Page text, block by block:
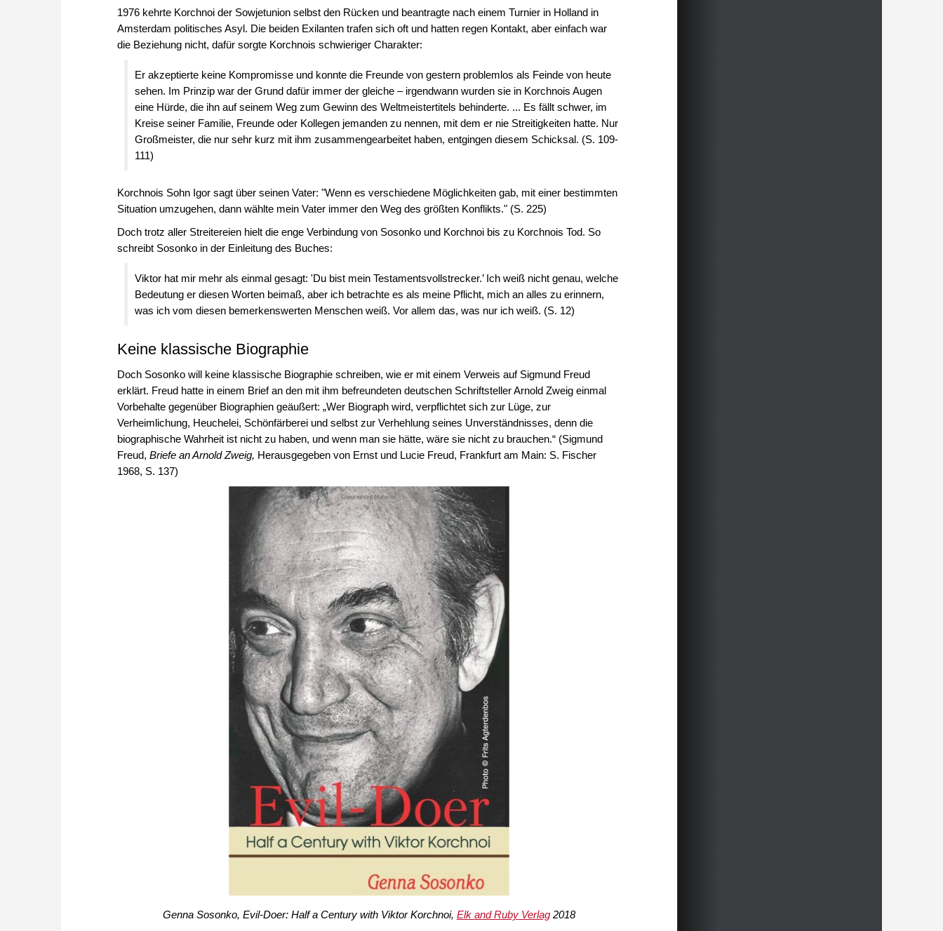
1976 kehrte Korchnoi der Sowjetunion selbst den Rücken und beantragte nach einem Turnier in Holland in
Amsterdam politisches Asyl. Die beiden Exilanten trafen sich oft und hatten regen Kontakt, aber einfach war
die Beziehung nicht, dafür sorgte Korchnois schwieriger Charakter:
Er akzeptierte keine Kompromisse und konnte die Freunde von gestern problemlos als Feinde von heute
sehen. Im Prinzip war der Grund dafür immer der gleiche – irgendwann wurden sie in Korchnois Augen
eine Hürde, die ihn auf seinem Weg zum Gewinn des Weltmeistertitels behinderte. ... Es fällt schwer, im
Kreise seiner Familie, Freunde oder Kollegen jemanden zu nennen, mit dem er nie Streitigkeiten hatte. Nur
Großmeister, die nur sehr kurz mit ihm zusammengearbeitet haben, entgingen diesem Schicksal. (S. 109-
111)
Korchnois Sohn Igor sagt über seinen Vater: "Wenn es verschiedene Möglichkeiten gab, mit einer bestimmten
Situation umzugehen, dann wählte mein Vater immer den Weg des größten Konflikts." (S. 225)
Doch trotz aller Streitereien hielt die enge Verbindung von Sosonko und Korchnoi bis zu Korchnois Tod. So
schreibt Sosonko in der Einleitung des Buches:
Viktor hat mir mehr als einmal gesagt: 'Du bist mein Testamentsvollstrecker.’ Ich weiß nicht genau, welche
Bedeutung er diesen Worten beimaß, aber ich betrachte es als meine Pflicht, mich an alles zu erinnern,
was ich vom diesen bemerkenswerten Menschen weiß. Vor allem das, was nur ich weiß. (S. 12)
Keine klassische Biographie
Doch Sosonko will keine klassische Biographie schreiben, wie er mit einem Verweis auf Sigmund Freud
erklärt. Freud hatte in einem Brief an den mit ihm befreundeten deutschen Schriftsteller Arnold Zweig einmal
Vorbehalte gegenüber Biographien geäußert: „Wer Biograph wird, verpflichtet sich zur Lüge, zur
Verheimlichung, Heuchelei, Schönfärberei und selbst zur Verhehlung seines Unverständnisses, denn die
biographische Wahrheit ist nicht zu haben, und wenn man sie hätte, wäre sie nicht zu brauchen.“ (Sigmund
Freud, Briefe an Arnold Zweig, Herausgegeben von Ernst und Lucie Freud, Frankfurt am Main: S. Fischer
1968, S. 137)
Genna Sosonko, Evil-Doer: Half a Century with Viktor Korchnoi, Elk and Ruby Verlag2018